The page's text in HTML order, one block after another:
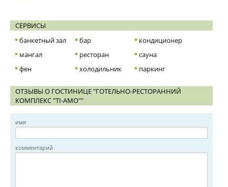
СЕРВИСЫ
банкетный зал
бар
кондиционер
мангал
ресторан
сауна
фен
холодильник паркинг
ОТЗЫВЫ О ГОСТИНИЦЕ "ГОТЕЛЬНО-РЕСТОРАННИЙ
КОМПЛЕКС "TI-AMO""
имя
комментарий